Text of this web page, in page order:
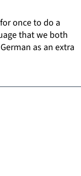
once to do a
that we both
as an extra